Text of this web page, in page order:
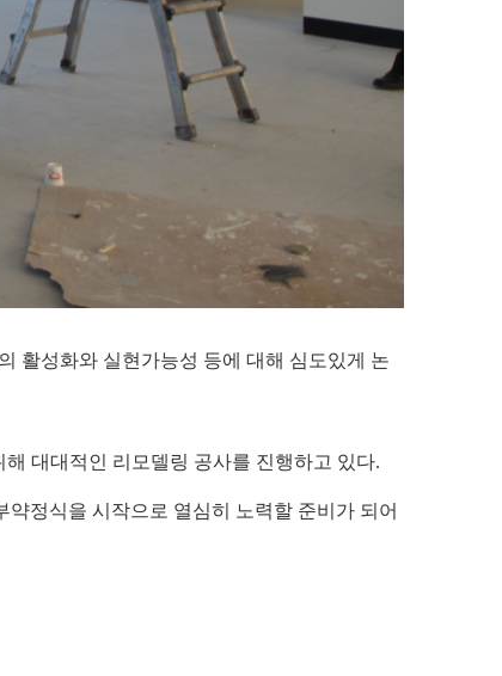
활성화와 실현가능성 등에 대해 심도있게 논
대대적인 리모델링 공사를 진행하고 있다.
정식을 시작으로 열심히 노력할 준비가 되어